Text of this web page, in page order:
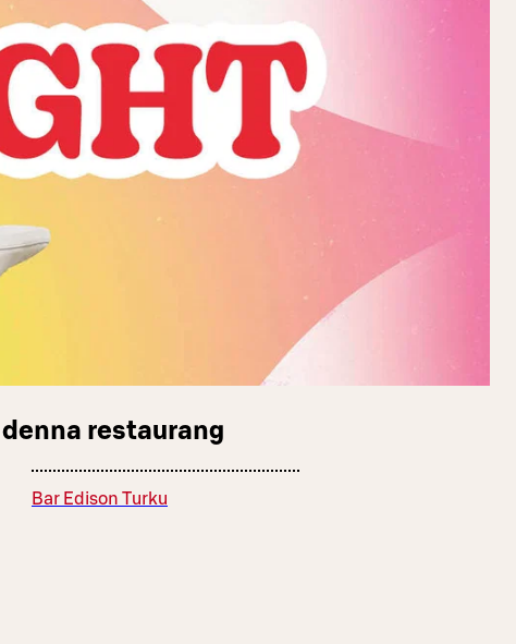
I denna restaurang
Bar Edison Turku